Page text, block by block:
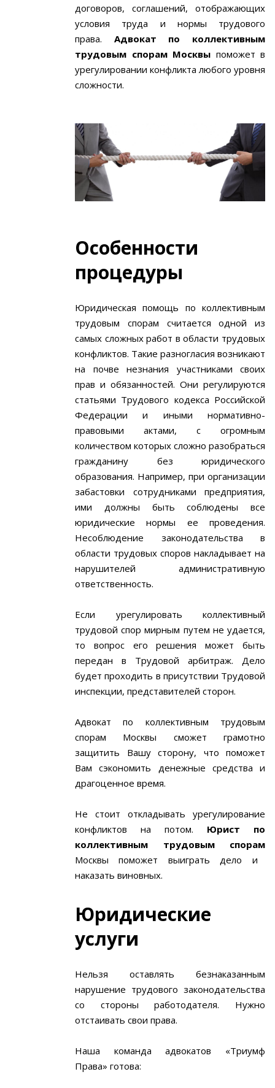
договоров, соглашений, отображающих
условия труда и нормы трудового
права. Адвокат по коллективным
трудовым спорам Москвы поможет в
урегулировании конфликта любого уровня
сложности.
Особенности
процедуры
Юридическая помощь по коллективным
трудовым спорам считается одной из
самых сложных работ в области трудовых
конфликтов. Такие разногласия возникают
на почве незнания участниками своих
прав и обязанностей. Они регулируются
статьями Трудового кодекса Российской
Федерации и иными нормативно-
правовыми актами, с огромным
количеством которых сложно разобраться
гражданину без юридического
образования. Например, при организации
забастовки сотрудниками предприятия,
ими должны быть соблюдены все
юридические нормы ее проведения.
Несоблюдение законодательства в
области трудовых споров накладывает на
нарушителей административную
ответственность.
Если урегулировать коллективный
трудовой спор мирным путем не удается,
то вопрос его решения может быть
передан в Трудовой арбитраж. Дело
будет проходить в присутствии Трудовой
инспекции, представителей сторон.
Адвокат по коллективным трудовым
спорам Москвы сможет грамотно
защитить Вашу сторону, что поможет
Вам сэкономить денежные средства и
драгоценное время.
Не стоит откладывать урегулирование
конфликтов на потом. Юрист по
коллективным трудовым спорам
Москвы поможет выиграть дело и
наказать виновных.
Юридические
услуги
Нельзя оставлять безнаказанным
нарушение трудового законодательства
со стороны работодателя. Нужно
отстаивать свои права.
Наша команда адвокатов «Триумф
Права» готова: